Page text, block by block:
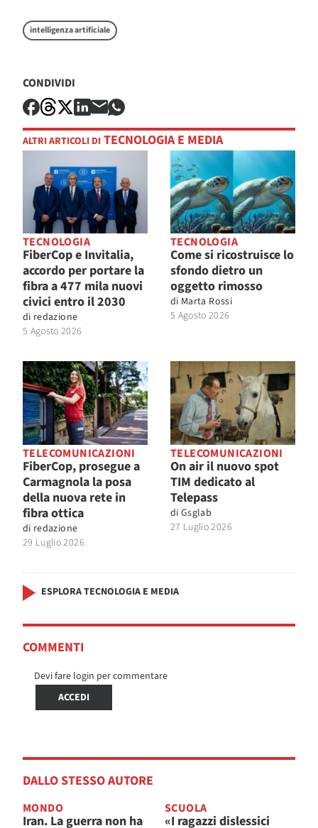
intelligenza artificiale
CONDIVIDI
ALTRI ARTICOLI DI TECNOLOGIA E MEDIA
TECNOLOGIA
FiberCop e Invitalia,
accordo per portare la
fibra a 477 mila nuovi
civici entro il 2030
di redazione
5 Agosto 2026
TECNOLOGIA
Come si ricostruisce lo
sfondo dietro un
oggetto rimosso
di Marta Rossi
5 Agosto 2026
TELECOMUNICAZIONI
FiberCop, prosegue a
Carmagnola la posa
della nuova rete in
fibra ottica
di redazione
29 Luglio 2026
TELECOMUNICAZIONI
On air il nuovo spot
TIM dedicato al
Telepass
di Gsglab
27 Luglio 2026
ESPLORA TECNOLOGIA E MEDIA
COMMENTI
Devi fare login per commentare
ACCEDI
DALLO STESSO AUTORE
MONDO
Iran. La guerra non ha
SCUOLA
«I ragazzi dislessici